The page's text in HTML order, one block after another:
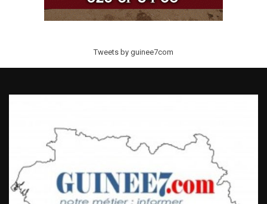
Tweets by guinee7com